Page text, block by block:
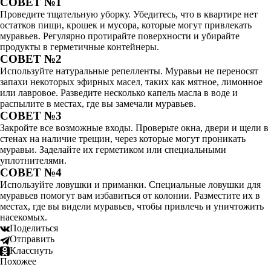
Проведите тщательную уборку. Убедитесь, что в квартире нет
остатков пищи, крошек и мусора, которые могут привлекать
муравьев. Регулярно протирайте поверхности и убирайте
продукты в герметичные контейнеры.
СОВЕТ №2
Используйте натуральные репелленты. Муравьи не переносят
запахи некоторых эфирных масел, таких как мятное, лимонное
или лавровое. Разведите несколько капель масла в воде и
распылите в местах, где вы замечали муравьев.
СОВЕТ №3
Закройте все возможные входы. Проверьте окна, двери и щели в
стенах на наличие трещин, через которые могут проникать
муравьи. Заделайте их герметиком или специальными
уплотнителями.
СОВЕТ №4
Используйте ловушки и приманки. Специальные ловушки для
муравьев помогут вам избавиться от колонии. Разместите их в
местах, где вы видели муравьев, чтобы привлечь и уничтожить
насекомых.
Поделиться
Отправить
Класснуть
Похожее